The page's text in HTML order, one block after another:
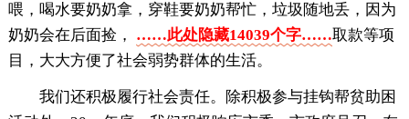
喂，喝水要奶奶拿，穿鞋要奶奶帮忙，垃圾随地丢，因为
奶奶会在后面捡， ……此处隐藏14039个字……取款等项
目，大大方便了社会弱势群体的生活。
我们还积极履行社会责任。除积极参与挂钩帮贫助困